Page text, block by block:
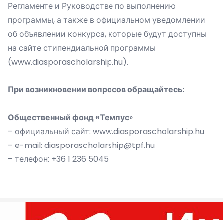
Регламенте и Руководстве по выполнению
программы, а также в официальном уведомлении
об объявлении конкурса, которые будут доступны
на сайте стипендиальной программы
(www.diasporascholarship.hu).
При возникновении вопросов обращайтесь:
Общественный фонд «Темпус»
– официальный сайт: www.diasporascholarship.hu
– e-mail: diasporascholarship@tpf.hu
– телефон: +36 1 236 5045